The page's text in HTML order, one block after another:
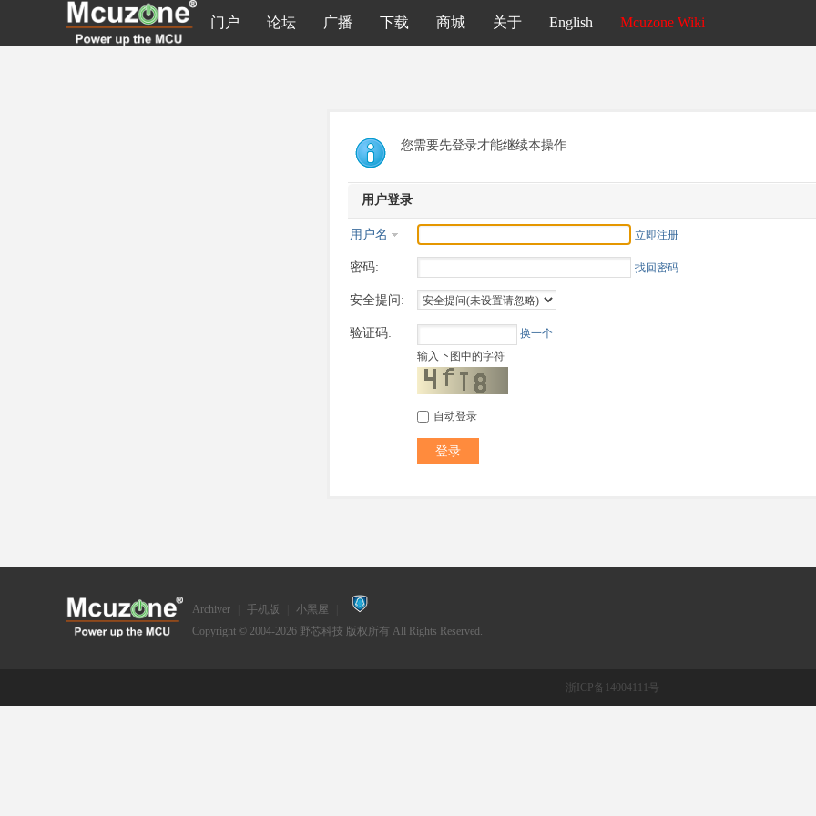
门户 论坛 广播 下载 商城 关于 English Mcuzone Wiki
您需要先登录才能继续本操作
用户登录
用户名 立即注册
密码: 找回密码
安全提问:
验证码:
换一个
输入下图中的字符
自动登录
登录
Archiver 手机版 小黑屋
Copyright © 2004-2026 野芯科技 版权所有 All Rights Reserved.
浙ICP备14004111号